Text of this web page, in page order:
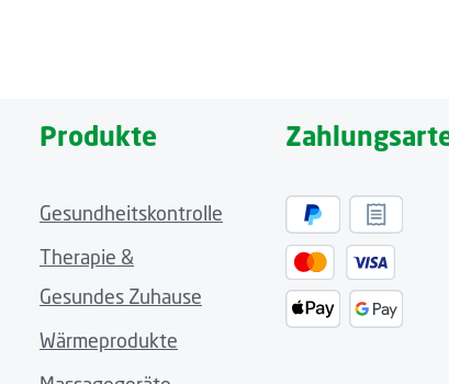
Anwendung
Produkte
Gesundheitskontrolle
Therapie &
Gesundes Zuhause
Wärmeprodukte